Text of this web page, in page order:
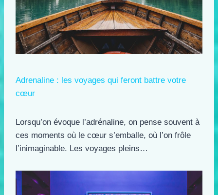
Adrenaline : les voyages qui feront battre votre
cœur
Lorsqu’on évoque l’adrénaline, on pense souvent à
ces moments où le cœur s’emballe, où l’on frôle
l’inimaginable. Les voyages pleins…